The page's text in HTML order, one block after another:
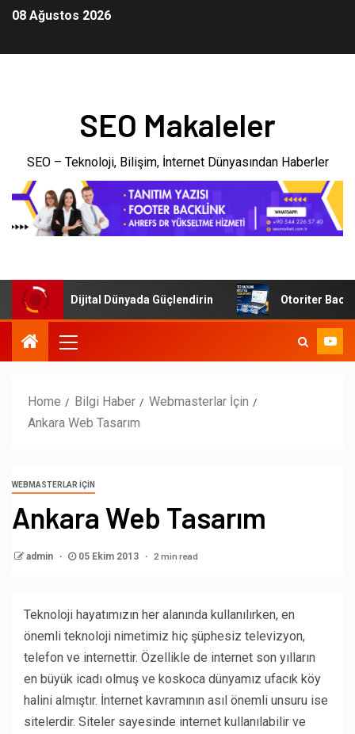
08 Ağustos 2026
SEO Makaleler
SEO – Teknoloji, Bilişim, İnternet Dünyasından Haberler
Dijital Dünyada Güçlendirin Otoriter Backlink
Home Bilgi Haber
Webmasterlar İçin
Ankara Web Tasarım
WEBMASTERLAR İÇIN
Ankara Web Tasarım
admin 05 Ekim 2013 2 min read
Teknoloji hayatımızın her alanında kullanılırken, en
önemli teknoloji nimetimiz hiç şüphesiz televizyon,
telefon ve internettir. Özellikle de internet son yılların
en büyük icadı olmuş ve koskoca dünyamız ufacık köy
halini almıştır. İnternet kavramının asıl önemli unsuru ise
sitelerdir. Siteler sayesinde internet kullanılabilir ve